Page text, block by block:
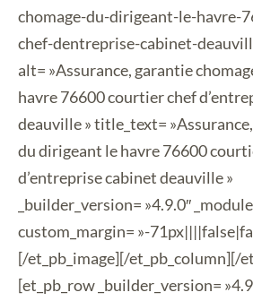
chomage-du-dirigeant-le-havre-
chef-dentreprise-cabinet-
alt= »Assurance, garantie
havre 76600 courtier chef
deauville » title_text=
du dirigeant le havre 76600
d’entreprise cabinet deauville »
_builder_version= »4.9.0″
custom_margin= »-
[/et_pb_image][/et_pb_column][/
[et_pb_row _builder_version=